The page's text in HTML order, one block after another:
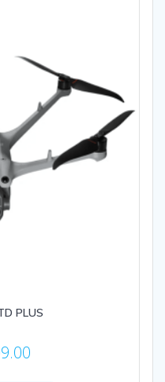
PLUS